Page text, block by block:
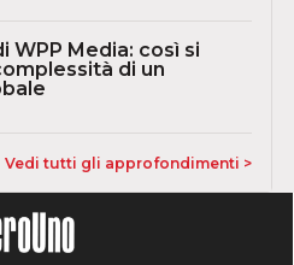
WPP Media: così si
di un
Vedi tutti gli approfondimenti >